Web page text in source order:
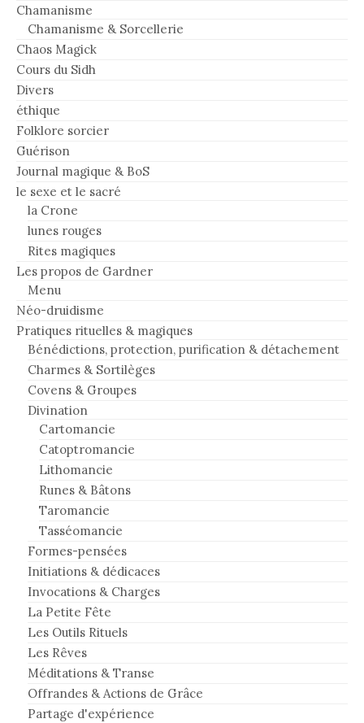
Chamanisme
Chamanisme & Sorcellerie
Chaos Magick
Cours du Sidh
Divers
éthique
Folklore sorcier
Guérison
Journal magique & BoS
le sexe et le sacré
la Crone
lunes rouges
Rites magiques
Les propos de Gardner
Menu
Néo-druidisme
Pratiques rituelles & magiques
Bénédictions, protection, purification & détachement
Charmes & Sortilèges
Covens & Groupes
Divination
Cartomancie
Catoptromancie
Lithomancie
Runes & Bâtons
Taromancie
Tasséomancie
Formes-pensées
Initiations & dédicaces
Invocations & Charges
La Petite Fête
Les Outils Rituels
Les Rêves
Méditations & Transe
Offrandes & Actions de Grâce
Partage d'expérience